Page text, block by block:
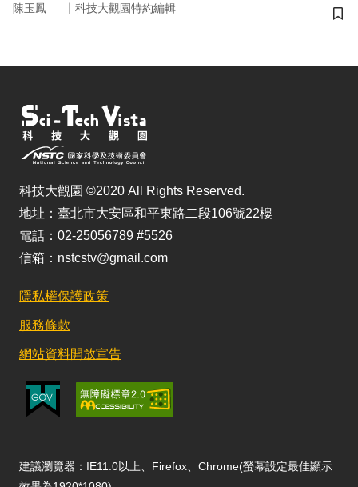
陳玉鳳 ｜ 科技大觀園特約編輯
儲
科技大觀園 ©2020 All Rights Reserved.
地址：臺北市大安區和平東路二段106號22樓
電話：02-25056789 #5526
信箱：nstcstv@gmail.com
隱私權保護政策
服務條款
網站資料開放宣告
建議瀏覽器：IE11.0以上、Firefox、Chrome(螢幕設定最佳顯示